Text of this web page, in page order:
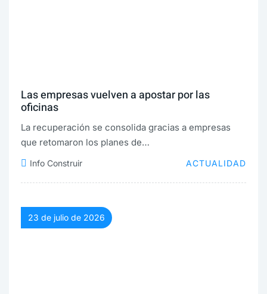
Las empresas vuelven a apostar por las
oficinas
La recuperación se consolida gracias a empresas
que retomaron los planes de…
Info Construir ACTUALIDAD
23 de julio de 2026